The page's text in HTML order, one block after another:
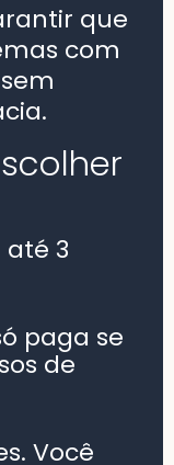
que
com
3
paga se
de
Você